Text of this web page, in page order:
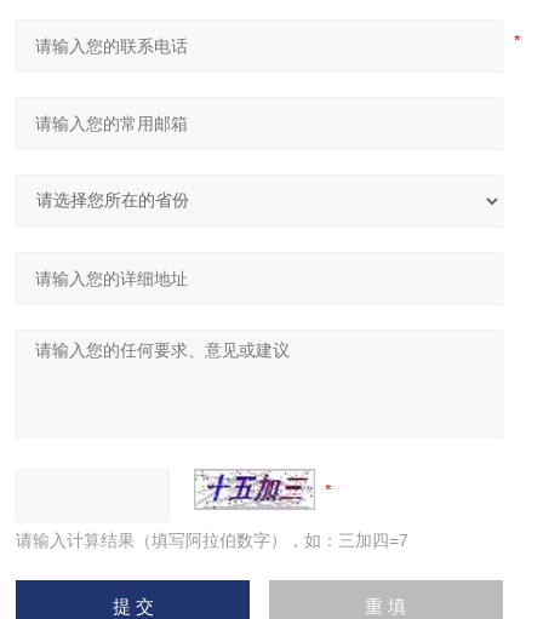
请输入计算结果（填写阿拉伯数字），如：三加四=7